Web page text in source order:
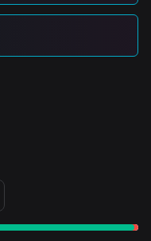
高の増加は、ボラティ
いることを示唆してい
スは、Bitcoin SVが短
、
ンドは